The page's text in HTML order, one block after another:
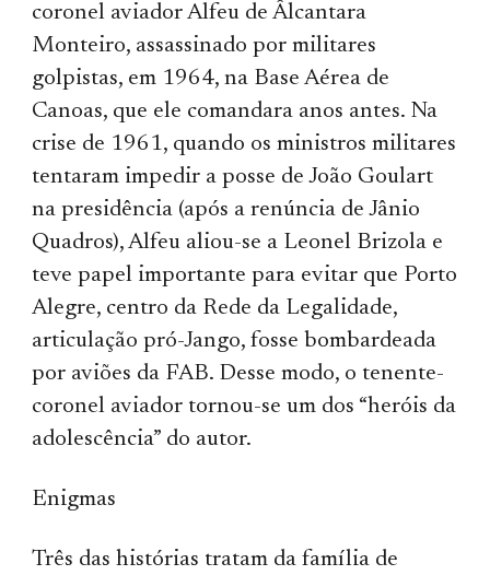
coronel aviador Alfeu de Âlcantara
Monteiro, assassinado por militares
golpistas, em 1964, na Base Aérea de
Canoas, que ele comandara anos antes. Na
crise de 1961, quando os ministros militares
tentaram impedir a posse de João Goulart
na presidência (após a renúncia de Jânio
Quadros), Alfeu aliou-se a Leonel Brizola e
teve papel importante para evitar que Porto
Alegre, centro da Rede da Legalidade,
articulação pró-Jango, fosse bombardeada
por aviões da FAB. Desse modo, o tenente-
coronel aviador tornou-se um dos “heróis da
adolescência” do autor.
Enigmas
Três das histórias tratam da família de